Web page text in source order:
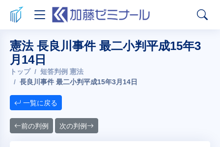
憲法 長良川事件 最二小判平成15年3
月14日
トップ
短答判例 憲法
長良川事件 最二小判平成15年3月14日
一覧に戻る
前の判例 次の判例